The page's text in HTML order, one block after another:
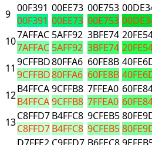
9 00F391
00F391
00EE73
00EE73
00E753
00E753
107AFFAC
7AFFAC
5AFF92
5AFF92
3BFE74
3BFE74
11 9CFFBD
9CFFBD
80FFA6
80FFA6
60FE8B
60FE8B
12B4FFCA
B4FFCA
9CFFB8
9CFFB8
7FFEA0
7FFEA0
13C8FFD7
C8FFD7
B4FFC8
B4FFC8
9CFEB5
9CFEB5